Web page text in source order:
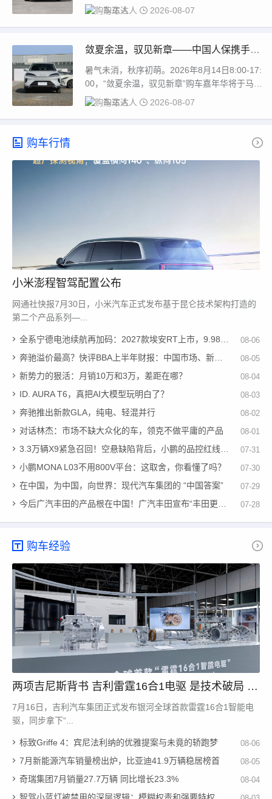
省马鞍山市当涂县红旗南路中...
购车达人 2026-08-07
敛夏余温，驭见新章——中国人保携手马
鞍山市顺迪汽车购车嘉年华
暑气未消，秋序初萌。2026年8月14日8:00-17:
00，“敛夏余温，驭见新章”购车嘉年华将于马鞍
山雨山经济开发区湖西南路8...
购车达人 2026-08-07
购车行情
小米澎程智驾配置公布
网通社快报7月30日，小米汽车正式发布基于昆仑技术架构打造的
第二个产品系列—...
全系宁德电池续航再加码：2027款埃安RT上市，9.98万元起 08-06
奔驰溢价最高？快评BBA上半年财报：中国市场、新能源成胜负手 08-05
新势力的狠活：月销10万和3万，差距在哪？ 08-04
ID. AURA T6，真把AI大模型玩明白了？ 08-03
奔驰推出新款GLA，纯电、轻混并行 08-02
对话林杰：市场不缺大众化的车，领克不做平庸的产品 08-01
3.3万辆X9紧急召回！空悬缺陷背后，小鹏的品控红线在哪里？ 07-31
小鹏MONA L03不用800V平台：这取舍，你看懂了吗？ 07-30
在中国，为中国，向世界：现代汽车集团的 “中国答案” 07-29
今后广汽丰田的产品根在中国！广汽丰田宣布“丰田更中国” 07-28
购车经验
两项吉尼斯背书 吉利雷霆16合1电驱 是技术破局 还
是参数内卷
7月16日，吉利汽车集团正式发布银河全球首款雷霆16合1智能电
驱，同步拿下“...
标致Griffe 4：宾尼法利纳的优雅提案与未竟的轿跑梦 08-06
7月新能源汽车销量榜出炉，比亚迪41.9万辆稳居榜首 08-05
奇瑞集团7月销量27.7万辆 同比增长23.3% 08-04